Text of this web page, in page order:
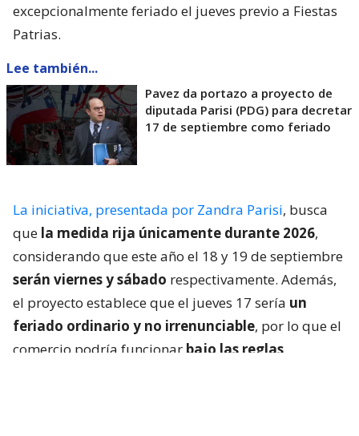
excepcionalmente feriado el jueves previo a Fiestas
Patrias.
Lee también...
Pavez da portazo a proyecto de
diputada Parisi (PDG) para decretar
17 de septiembre como feriado
La iniciativa, presentada por Zandra Parisi, busca
que la medida rija únicamente durante 2026,
considerando que este año el 18 y 19 de septiembre
serán viernes y sábado respectivamente. Además,
el proyecto establece que el jueves 17 sería un
feriado ordinario y no irrenunciable, por lo que el
comercio podría funcionar bajo las reglas